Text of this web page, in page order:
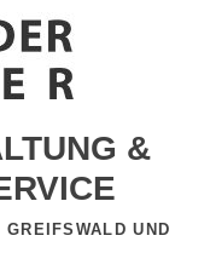
&
GREIFSWALD UND